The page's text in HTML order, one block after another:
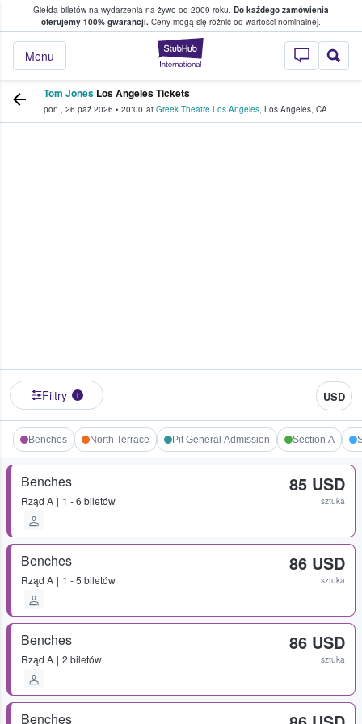
Giełda biletów na wydarzenia na żywo od 2009 roku. Do każdego zamówienia
oferujemy 100% gwarancji. Ceny mogą się różnić od wartości nominalnej.
StubHub —
Menu
w którym fani i kibice kupują i
Tom Jones Los Angeles Tickets
pon., 26 paź 2026 • 20:00 at Greek Theatre Los Angeles, Los Angeles, CA
Filtry 1 USD
Benches North Terrace Pit General Admission Section A
Benches
Rząd A 1 - 6 biletów
85 USD
sztuka
Benches
Rząd A 1 - 5 biletów
86 USD
sztuka
Benches
Rząd A 2 biletów
86 USD
sztuka
Benches